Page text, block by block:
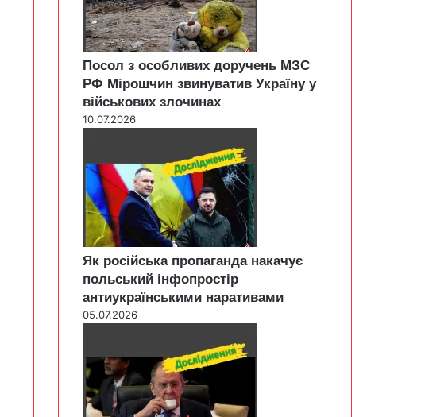
Посол з особливих доручень МЗС
РФ Мірошчин звинуватив Україну у
військових злочинах
10.07.2026
Як російська пропаганда накачує
польський інфопростір
антиукраїнськими наративами
05.07.2026